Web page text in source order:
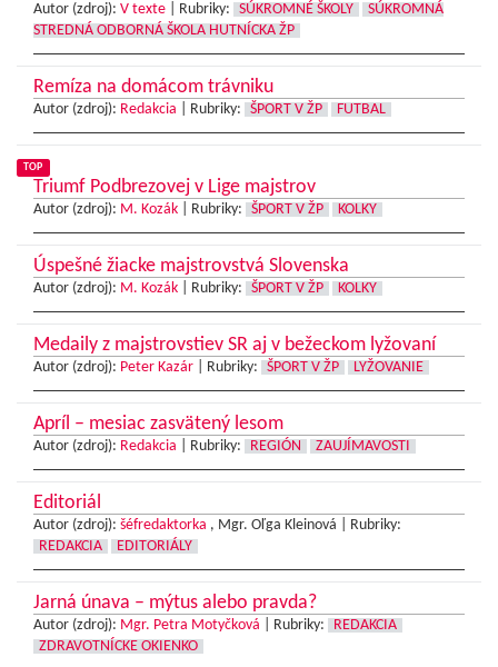
Autor (zdroj): V texte Rubriky: SÚKROMNÉ ŠKOLY
SÚKROMNÁ
STREDNÁ ODBORNÁ ŠKOLA HUTNÍCKA ŽP
Remíza na domácom trávniku
Autor (zdroj): Redakcia Rubriky: ŠPORT V ŽP FUTBAL
TOP
Triumf Podbrezovej v Lige majstrov
Autor (zdroj): M. Kozák Rubriky: ŠPORT V ŽP KOLKY
Úspešné žiacke majstrovstvá Slovenska
Autor (zdroj): M. Kozák Rubriky: ŠPORT V ŽP KOLKY
Medaily z majstrovstiev SR aj v bežeckom lyžovaní
Autor (zdroj): Peter Kazár Rubriky: ŠPORT V ŽP LYŽOVANIE
Apríl – mesiac zasvätený lesom
Autor (zdroj): Redakcia Rubriky: REGIÓN ZAUJÍMAVOSTI
Editoriál
Autor (zdroj): šéfredaktorka , Mgr. Oľga Kleinová |
Rubriky:
REDAKCIA
EDITORIÁLY
Jarná únava – mýtus alebo pravda?
Autor (zdroj): Mgr. Petra Motyčková Rubriky:
REDAKCIA
ZDRAVOTNÍCKE OKIENKO